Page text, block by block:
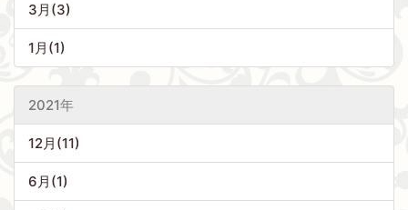
3月(3)
1月(1)
2021年
12月(11)
6月(1)